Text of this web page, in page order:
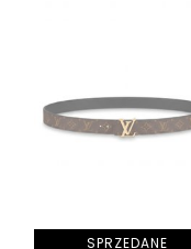
SPRZEDANE